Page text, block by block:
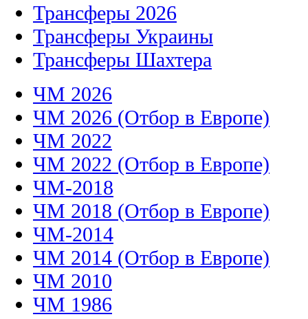
Трансферы 2026
Трансферы Украины
Трансферы Шахтера
ЧМ 2026
ЧМ 2026 (Отбор в Европе)
ЧМ 2022
ЧМ 2022 (Отбор в Европе)
ЧМ-2018
ЧМ 2018 (Отбор в Европе)
ЧМ-2014
ЧМ 2014 (Отбор в Европе)
ЧМ 2010
ЧМ 1986